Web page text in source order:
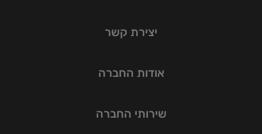
יצירת קשר
אודות החברה
שירותי החברה